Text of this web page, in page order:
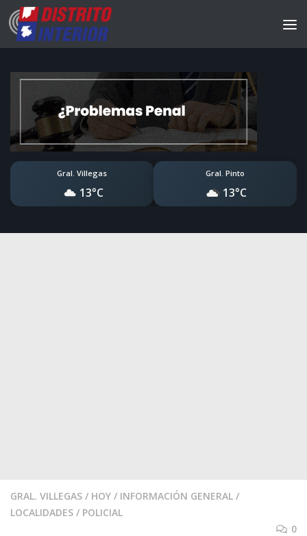
Gral. Villegas
13°C
Gral. Pinto
13°C
GRAL. VILLEGAS / HOY / INFORMACIÓN GENERAL /
LOCALIDADES / POLICIAL
0